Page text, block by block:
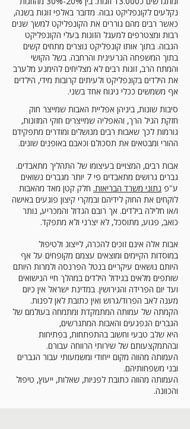
נקלעים לקונפליקט גבוה. מדובר באלפי זוגות בשנה,
כאשר רבים מהם גוררים את הקונפליקט למשך שנים
רבות ומצטרפים למעגל הזוגות בעלי הקונפליקט
הגבוה. בתוך אותו קונפליקט נוצרים מתחים קשים
בתוך המשפחה הגרעינית והרחבה. בשל הקושי
והמתח הרב, זוגות רבים לא מצליחים להימנע מלערב
את הילדים בקונפליקט ולעיתים קרובות מידי, הילדים
אף משמשים ככלי ניגוח אחד בשני.
סיבות שונות, ביניהן אפליית האבות שמייצר חוק
חזקת הגיל הרך, והאפליה שמייצרים חוקי המזונות,
גורמות לכך שאבות רבים מנושלים ומודרים מתפקידם
ההורי ומבטאים את תסכולם וכאבם באופנים שונים.
אבות רבים, המצויים בעיצומו של התהליך מתאבדים.
גברים גרושים מתאבדים פי 7 יותר מגברים נשואים
ע"פ נתוני משרד הבריאות. חלק קטן מאד מהאבות
לוקחים את החוק לידיהם ובמקרי קיצון פוגעים באישה
ו/או חלילה בילדים. אך רובם הגדול והמכריע, נותר
כואב, פגוע, מתוסכל, לא יצרני ולא מתפקד.
אבות אלה אינם זוכים להכרה, לייצוג ולטיפול
במוסדות הקיימים ומוצאים עצמם מקופחים על אף
היותם נושאים עיקריים בנטל הפרנסה ולמרות היותם
שותפים מלאים בגידול הילדים במהלך חיי הנישואים
ועד יום הפרידה והגירושין. במדינת ישראל אין כיום
מענה לאב הפרוד/גרוש ואין כתובת לאן לפנות.
הקמתה של עמותה המתמקדת ומתמחה בעולמם של
הגברים הנפגעים והאבות המתגרשים,
היא שלב טבעי וחשוב בהתפתחות, בפתיחות
ובהתמקצעותם של שירותי הרווחה עבורם.
העמותה מהווה מקום ייחודי ומשמעותי עבור הגברים
ובני משפחותיהם.
העמותה מהווה כתובת לפניות, שאלות, ייעוץ, טיפול
והכוונה.